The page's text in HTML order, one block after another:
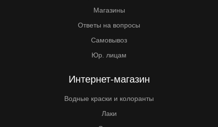
Магазины
Ответы на вопросы
Самовывоз
Юр. лицам
Интернет-магазин
Водные краски и колоранты
Лаки